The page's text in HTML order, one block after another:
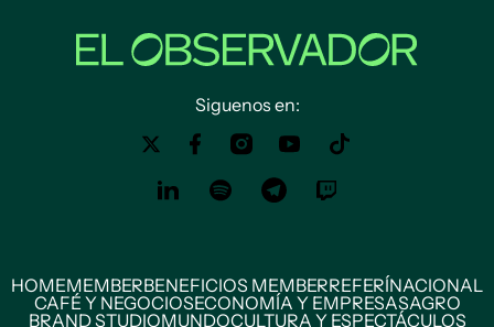
Siguenos en:
HOMEMEMBERBENEFICIOS MEMBERREFERÍNACIONAL
CAFÉ Y NEGOCIOSECONOMÍA Y EMPRESASAGRO
BRAND STUDIOMUNDOCULTURA Y ESPECTÁCULOS